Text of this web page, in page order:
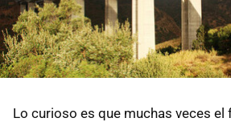
Lo curioso es que muchas veces el